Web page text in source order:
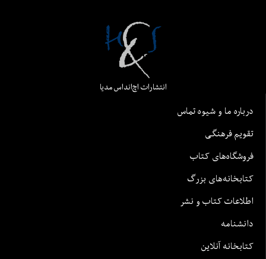
انتشارات اچ‌اند‌اس مدیا
درباره ما و شیوه تماس
تقویم فرهنگی
فروشگاه‌های کتاب
کتابخانه‌های بزرگ
اطلاعات کتاب و نشر
دانشنامه
کتابخانه آنلاین